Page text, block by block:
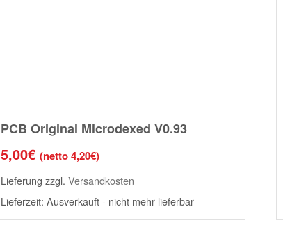
PCB Original Microdexed V0.93
5,00€ (netto4,20€)
Lieferung zzgl. Versandkosten
Lieferzeit: Ausverkauft - nicht mehr lieferbar